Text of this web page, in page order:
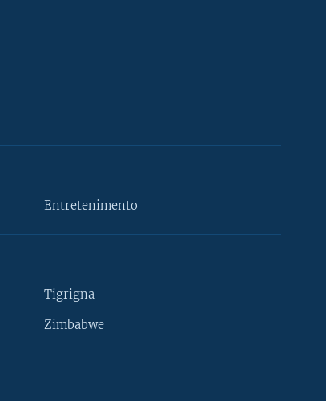
Entretenimento
Tigrigna
Zimbabwe